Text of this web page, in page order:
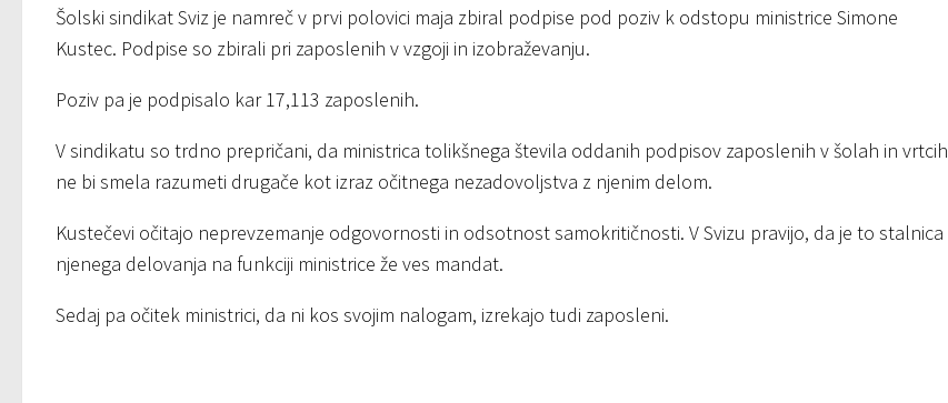
Šolski sindikat Sviz je namreč v prvi polovici maja zbiral podpise pod poziv k odstopu ministrice Simone
Kustec. Podpise so zbirali pri zaposlenih v vzgoji in izobraževanju.
Poziv pa je podpisalo kar 17,113 zaposlenih.
V sindikatu so trdno prepričani, da ministrica tolikšnega števila oddanih podpisov zaposlenih v šolah in vrtcih
ne bi smela razumeti drugače kot izraz očitnega nezadovoljstva z njenim delom.
Kustečevi očitajo neprevzemanje odgovornosti in odsotnost samokritičnosti. V Svizu pravijo, da je to stalnica
njenega delovanja na funkciji ministrice že ves mandat.
Sedaj pa očitek ministrici, da ni kos svojim nalogam, izrekajo tudi zaposleni.